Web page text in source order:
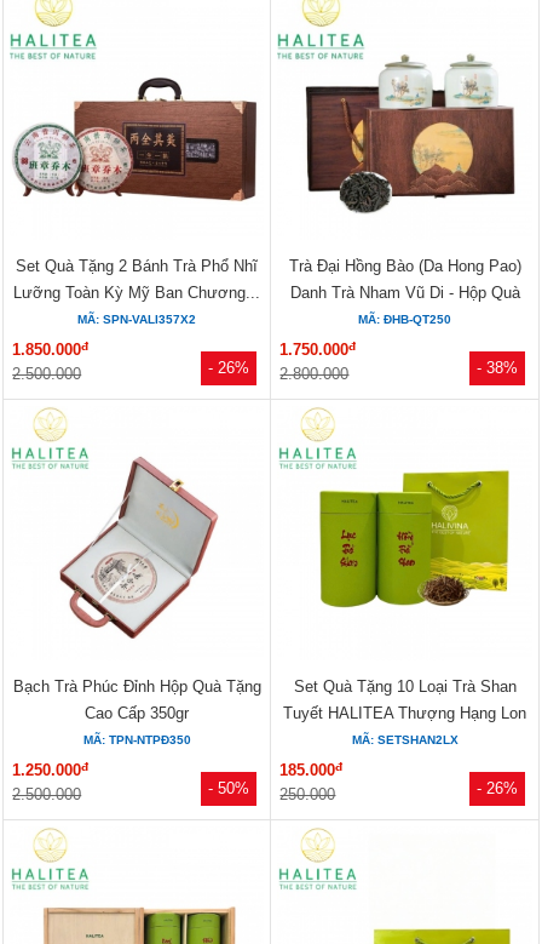
- 26%
Set Quà Tặng 2 Bánh Trà Phổ Nhĩ
Lưỡng Toàn Kỳ Mỹ Ban Chương...
MÃ: SPN-VALI357X2
1.850.000đ
2.500.000 - 38%
Trà Đại Hồng Bào (Da Hong Pao)
Danh Trà Nham Vũ Di - Hộp Quà
Sứ...
MÃ: ĐHB-QT250
1.750.000đ
2.800.000
- 50%
Bạch Trà Phúc Đỉnh Hộp Quà Tặng
Cao Cấp 350gr
MÃ: TPN-NTPĐ350
1.250.000đ
2.500.000 - 26%
Set Quà Tặng 10 Loại Trà Shan
Tuyết HALITEA Thượng Hạng Lon
Xanh
MÃ: SETSHAN2LX
185.000đ
250.000